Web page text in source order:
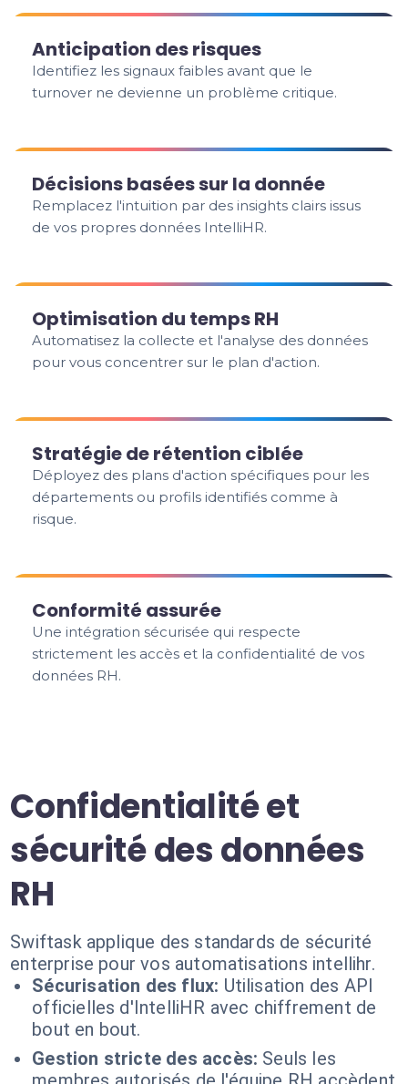
Anticipation des risques
Identifiez les signaux faibles avant que le
turnover ne devienne un problème critique.
Décisions basées sur la donnée
Remplacez l'intuition par des insights clairs issus
de vos propres données IntelliHR.
Optimisation du temps RH
Automatisez la collecte et l'analyse des données
pour vous concentrer sur le plan d'action.
Stratégie de rétention ciblée
Déployez des plans d'action spécifiques pour les
départements ou profils identifiés comme à
risque.
Conformité assurée
Une intégration sécurisée qui respecte
strictement les accès et la confidentialité de vos
données RH.
Confidentialité et
sécurité des données
RH
Swiftask applique des standards de sécurité
enterprise pour vos automatisations intellihr.
Sécurisation des flux: Utilisation des API
officielles d'IntelliHR avec chiffrement de
bout en bout.
Gestion stricte des accès: Seuls les